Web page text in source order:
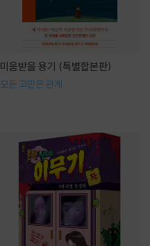
미움받을 용기 (특별합본판)
모든 고민은 관계